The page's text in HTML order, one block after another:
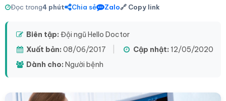
Đọc trong4 phút Chia sẻ Zalo🔗 Copy link
Biên tập: Đội ngũ Hello Doctor
Xuất bản: 08/06/2017 Cập nhật: 12/05/2020
Dành cho: Người bệnh